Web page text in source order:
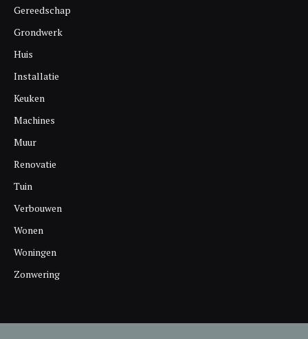
Gereedschap
Grondwerk
Huis
Installatie
Keuken
Machines
Muur
Renovatie
Tuin
Verbouwen
Wonen
Woningen
Zonwering